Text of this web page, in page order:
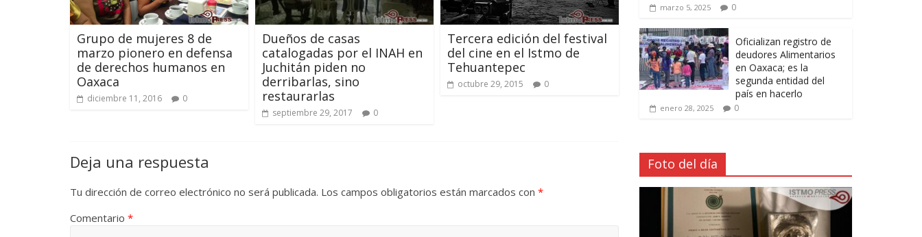
Grupo de mujeres 8 de
marzo pionero en defensa
de derechos humanos en
Oaxaca
diciembre 11, 2016 0
Dueños de casas
catalogadas por el INAH en
Juchitán piden no
derribarlas, sino
restaurarlas
septiembre 29, 2017 0
Tercera edición del festival
del cine en el Istmo de
Tehuantepec
octubre 29, 2015 0
Deja una respuesta
Tu dirección de correo electrónico no será publicada. Los campos obligatorios están marcados con *
Comentario *
marzo 5, 2025 0
Oficializan registro de
deudores Alimentarios
en Oaxaca; es la
segunda entidad del
país en hacerlo
enero 28, 2025 0
Foto del día